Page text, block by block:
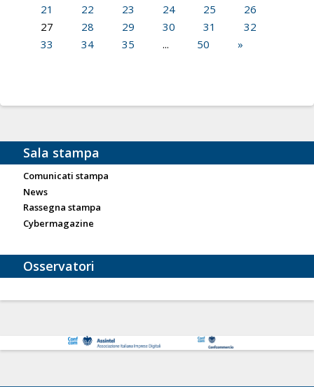
21
22 23 24 25
26
27
28 29 30 31
32
33
34 35 ... 50 »
Sala stampa
Comunicati stampa
News
Rassegna stampa
Cybermagazine
Osservatori